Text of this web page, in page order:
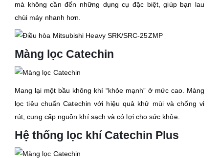
mà không cần đến những dụng cụ đặc biệt, giúp bạn lau
chùi máy nhanh hơn.
Màng lọc Catechin
Mang lại một bầu không khí “khỏe mạnh” ở mức cao. Màng
lọc tiêu chuẩn Catechin với hiệu quả khử mùi và chống vi
rút, cung cấp nguồn khí sạch và có lợi cho sức khỏe.
Hệ thống lọc khí Catechin Plus